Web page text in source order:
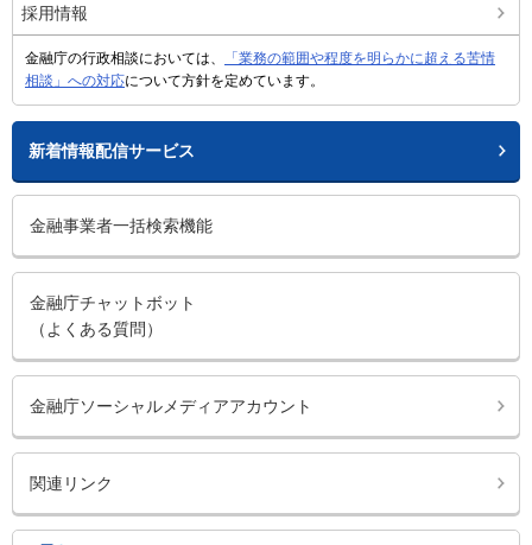
採用情報
金融庁の行政相談においては、
「業務の範囲や程度を明らかに超える苦情
相談」への対応について方針を定めています。
新着情報配信サービス
金融事業者一括検索機能
金融庁チャットボット
（よくある質問）
金融庁ソーシャルメディアアカウント
関連リンク